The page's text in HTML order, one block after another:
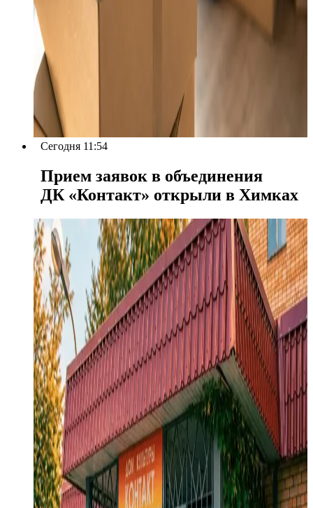
Сегодня 11:54
Прием заявок в объединения
ДК «Контакт» открыли в Химках